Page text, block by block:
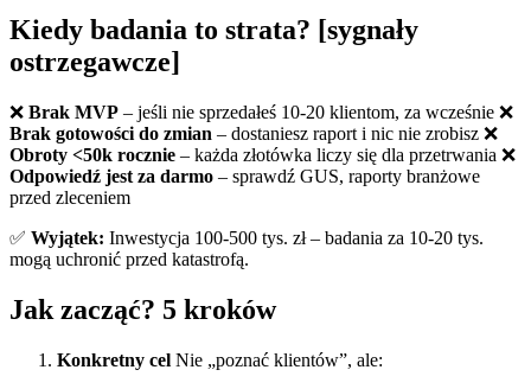
Kiedy badania to strata? [sygnały
ostrzegawcze]
❌ Brak MVP – jeśli nie sprzedałeś 10-20 klientom, za wcześnie ❌
Brak gotowości do zmian – dostaniesz raport i nic nie zrobisz ❌
Obroty <50k rocznie – każda złotówka liczy się dla przetrwania ❌
Odpowiedź jest za darmo – sprawdź GUS, raporty branżowe
przed zleceniem
✅ Wyjątek: Inwestycja 100-500 tys. zł – badania za 10-20 tys.
mogą uchronić przed katastrofą.
Jak zacząć? 5 kroków
Konkretny cel Nie „poznać klientów”, ale: